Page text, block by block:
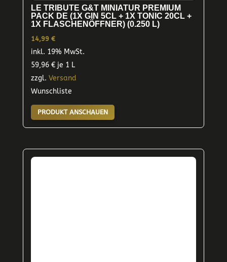
LE TRIBUTE G&T MINIATUR PREMIUM
PACK DE (1X GIN 5CL + 1X TONIC 20CL +
1X FLASCHENÖFFNER) (0.250 L)
14,99 €
inkl. 19% MwSt.
59,96 €je 1 L
zzgl. Versand
Wunschliste
PRODUKT ANSCHAUEN